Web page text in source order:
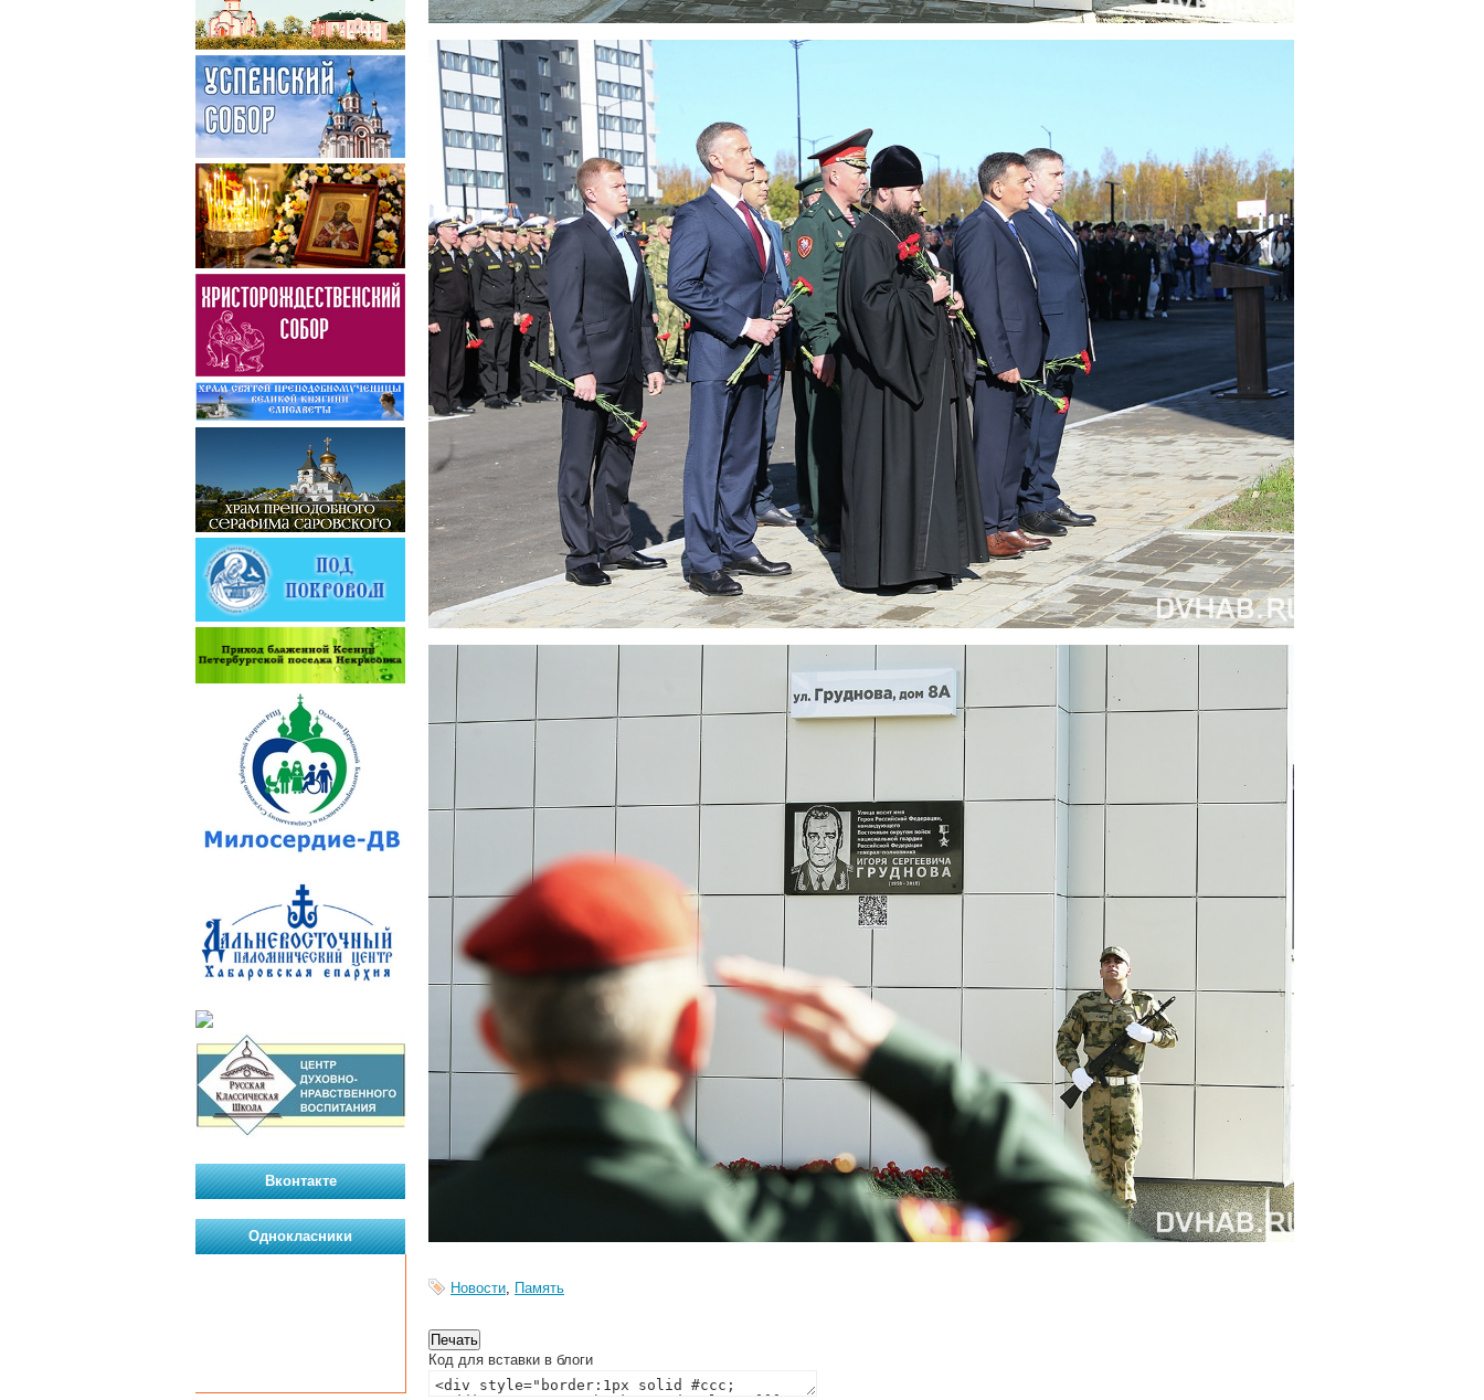
Новости, Память
Код для вставки в блоги
Вконтакте
Однокласники